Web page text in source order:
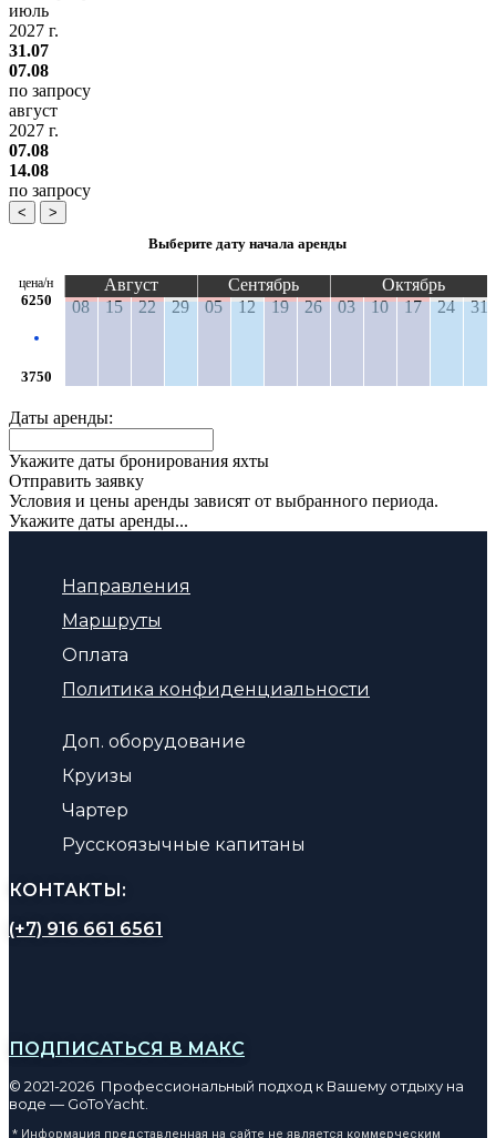
июль
2027 г.
31.07
07.08
по запросу
август
2027 г.
07.08
14.08
по запросу
<
>
Выберите дату начала аренды
цена/н
6250
3750
Август Сентябрь
Октябрь
08
15 22 29 05 12 19 26 03 10 17 24 31
Даты аренды:
Укажите даты бронирования яхты
Отправить заявку
Условия и цены аренды зависят от выбранного периода.
Укажите даты аренды...
Направления
Маршруты
Оплата
Политика конфиденциальности
Доп. оборудование
Круизы
Чартер
Русскоязычные капитаны
КОНТАКТЫ:
(+7) 916 661 6561
ПОДПИСАТЬСЯ В МАКС
© 2021-2026 Профессиональный подход к Вашему отдыху на
воде — GoToYacht.
* Информация представленная на сайте не является коммерческим